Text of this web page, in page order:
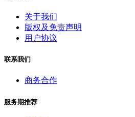
关于我们
版权及免责声明
用户协议
联系我们
商务合作
服务期推荐